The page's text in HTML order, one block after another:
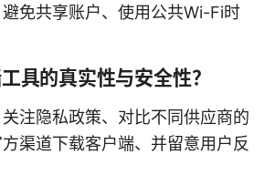
免共享账户、使用公共Wi-Fi时
具的真实性与安全性？
注隐私政策、对比不同供应商的
渠道下载客户端、并留意用户反